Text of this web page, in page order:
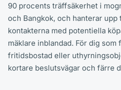
90 procents träffsäkerhet i
och Bangkok, och hanterar
kontakterna med potentiella
mäklare inblandad. För dig som
fritidsbostad eller
kortare beslutsvägar och färre